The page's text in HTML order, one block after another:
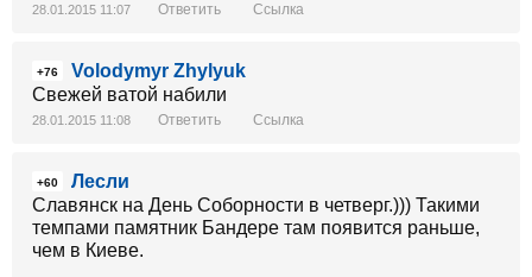
28.01.2015 11:07 Ответить Ссылка
+76
Volodymyr Zhylyuk
Свежей ватой набили
28.01.2015 11:08 Ответить Ссылка
+60
Лесли
Славянск на День Соборности в четверг.))) Такими
темпами памятник Бандере там появится раньше,
чем в Киеве.